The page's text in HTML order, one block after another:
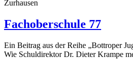
Zurhausen
Fachoberschule 77
Ein Beitrag aus der Reihe „Bottroper
Wie Schuldirektor Dr. Dieter Krampe